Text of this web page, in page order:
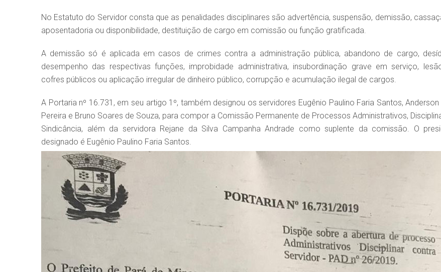
No Estatuto do Servidor consta que as penalidades disciplinares são advertência, suspensão, demissão,
aposentadoria ou disponibilidade, destituição de cargo em comissão ou função gratificada.
A demissão só é aplicada em casos de crimes contra a administração pública, abandono de cargo,
desempenho das respectivas funções, improbidade administrativa, insubordinação grave em serviço,
cofres públicos ou aplicação irregular de dinheiro público, corrupção e acumulação ilegal de cargos.
A Portaria nº 16.731, em seu artigo 1º, também designou os servidores Eugênio Paulino Faria Santos, Anderson
Pereira e Bruno Soares de Souza, para compor a Comissão Permanente de Processos Administrativos,
Sindicância, além da servidora Rejane da Silva Campanha Andrade como suplente da comissão. O
designado é Eugênio Paulino Faria Santos.